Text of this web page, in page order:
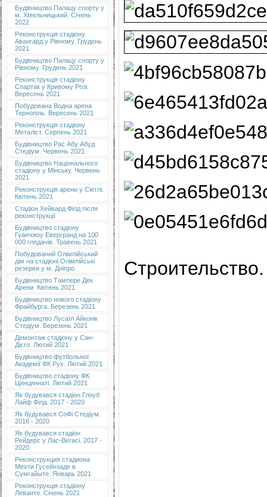
Будівництво Палацу спорту у
м. Хмельницький. Січень
2022
Реконструкція стадіону
Авангард у Рівному. Грудень
2021
Будівництво Палацу спорту у
Рівному. Грудень 2021
Реконструкція стадіону
Спартак у Кривому Розі.
Вересень 2021
Побудована Водна арена
Тернопіль. Вересень 2021
Реконструкція стадіону
Металіст. Серпень 2021
Будівництво Рас Абу Абуд
Стедіум. Червень 2021
Будівництво Національного
стадіону у Мінську. Червень
2021
Реконструкція арени у Сіетлі.
Квітень 2021
Стадіон Хейвард Філд після
реконструкції
Будівництво стадіону
Гуанчжоу Евергранд на 100
000 глядачів. Травень 2021
Побудований Олімпійський
дім на стадіоні Олімпійські
резерви у м. Дніпро
Будівництво Тампере Дек
Арени. Квітень 2021
Будівництво нового стадіону
Фрайбурга. Березень 2021
Будівництво Лусаїл Айконік
Стедіум. Березень 2021
Демонтаж стадіону у Сан-
Дієго. Лютий 2021
Будівництво футбольної
Академії ФК Рух. Лютий 2021
Будівництво стадіону ФК
Цинциннаті. Лютий 2021
Як будувався стадіон Глоуб
Лайф Філд. 2017 - 2020
Як будувався СоФі Стедіум.
2016 - 2020
Як будувався стадіон
Рейдерс у Лас-Вегасі. 2017 -
2020
Реконструкция стадиона
Мехти Гусейнзаде в
Сумгайыте. Январь 2021
Реконструкція стадіону
Леванте. Січень 2021